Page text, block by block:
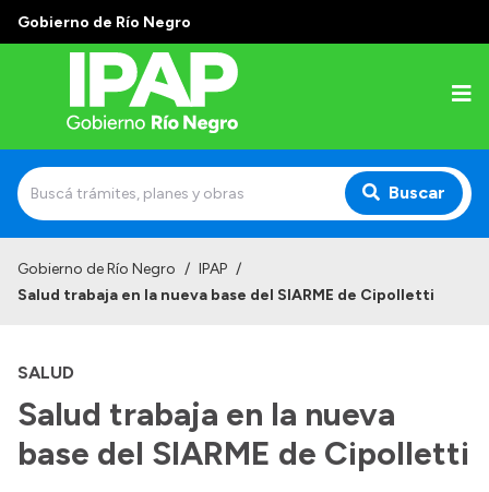
Gobierno de Río Negro
Buscar
Alumnos
Docentes y Capacitadores
Gobierno de Río Negro / IPAP /
Salud trabaja en la nueva base del SIARME de Cipolletti
SALUD
Salud trabaja en la nueva
base del SIARME de Cipolletti